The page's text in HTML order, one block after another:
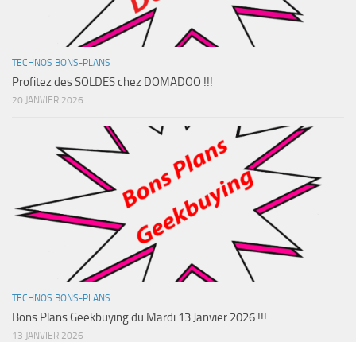
TECHNOS BONS-PLANS
Profitez des SOLDES chez DOMADOO !!!
20 JANVIER 2026
TECHNOS BONS-PLANS
Bons Plans Geekbuying du Mardi 13 Janvier 2026 !!!
13 JANVIER 2026